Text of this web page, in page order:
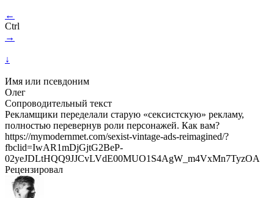
←
Ctrl
→
↓
Имя или псевдоним
Олег
Сопроводительный текст
Рекламщики переделали старую «сексистскую» рекламу,
полностью перевернув роли персонажей. Как вам?
https://mymodernmet.com/sexist-vintage-ads-reimagined/?
fbclid=IwAR1mDjGjtG2BeP-
02yeJDLtHQQ9JJCvLVdE00MUO1S4AgW_m4VxMn7TyzOA
Рецензировал